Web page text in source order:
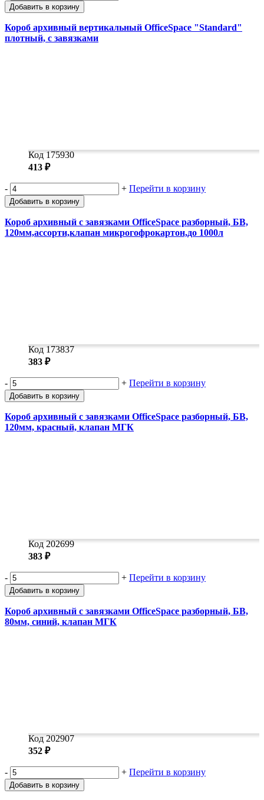
Добавить в корзину
Короб архивный вертикальный OfficeSpace "Standard"
плотный, с завязками
Код 175930
413 ₽
- + Перейти в корзину
Добавить в корзину
Короб архивный с завязками OfficeSpace разборный, БВ,
120мм,ассорти,клапан микрогофрокартон,до 1000л
Код 173837
383 ₽
- + Перейти в корзину
Добавить в корзину
Короб архивный с завязками OfficeSpace разборный, БВ,
120мм, красный, клапан МГК
Код 202699
383 ₽
- + Перейти в корзину
Добавить в корзину
Короб архивный с завязками OfficeSpace разборный, БВ,
80мм, синий, клапан МГК
Код 202907
352 ₽
- + Перейти в корзину
Добавить в корзину